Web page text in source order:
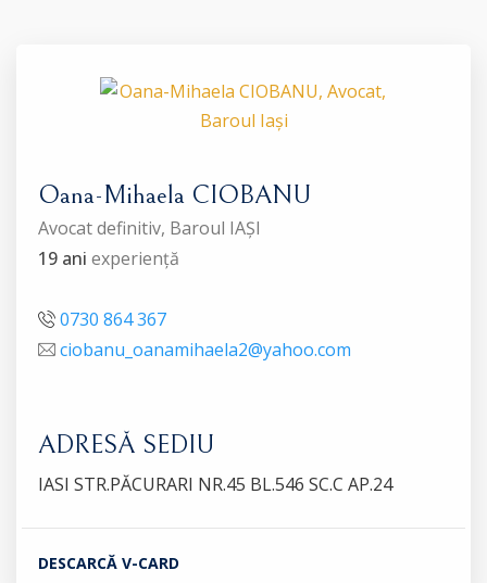
Oana-Mihaela CIOBANU
Avocat definitiv, Baroul IAȘI
19 ani experiență
0730 864 367
ciobanu_oanamihaela2@yahoo.com
ADRESĂ SEDIU
IASI STR.PĂCURARI NR.45 BL.546 SC.C AP.24
DESCARCĂ V-CARD